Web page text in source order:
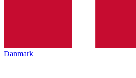
Danmark